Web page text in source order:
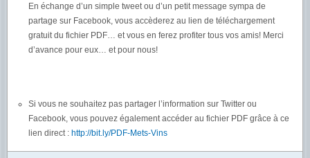
En échange d’un simple tweet ou d’un petit message sympa de
partage sur Facebook, vous accèderez au lien de téléchargement
gratuit du fichier PDF… et vous en ferez profiter tous vos amis! Merci
d’avance pour eux… et pour nous!
Si vous ne souhaitez pas partager l’information sur Twitter ou
Facebook, vous pouvez également accéder au fichier PDF grâce à ce
lien direct : http://bit.ly/PDF-Mets-Vins